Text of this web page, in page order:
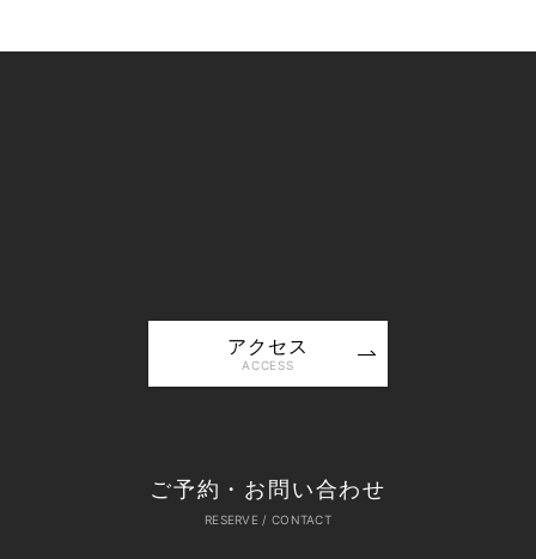
アクセス
ACCESS
ご予約・お問い合わせ
RESERVE / CONTACT